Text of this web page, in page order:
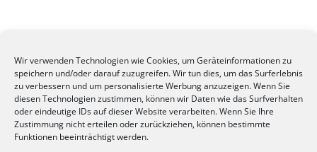
Wir verwenden Technologien wie Cookies, um Geräteinformationen zu
speichern und/oder darauf zuzugreifen. Wir tun dies, um das Surferlebnis
zu verbessern und um personalisierte Werbung anzuzeigen. Wenn Sie
diesen Technologien zustimmen, können wir Daten wie das Surfverhalten
oder eindeutige IDs auf dieser Website verarbeiten. Wenn Sie Ihre
Zustimmung nicht erteilen oder zurückziehen, können bestimmte
Funktionen beeinträchtigt werden.
BLOGGERAMT